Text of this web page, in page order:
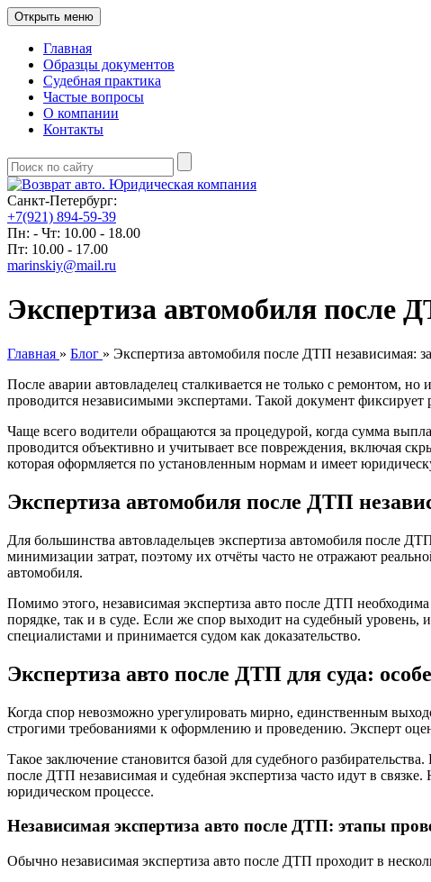
Открыть меню
Главная
Образцы документов
Судебная практика
Частые вопросы
О компании
Контакты
Санкт-Петербург:
+7(921) 894-59-39
Пн: - Чт: 10.00 - 18.00
Пт: 10.00 - 17.00
marinskiy@mail.ru
Экспертиза автомобиля после
Главная » Блог » Экспертиза автомобиля после ДТП независимая:
После аварии автовладелец сталкивается не только с ремонтом,
проводится независимыми экспертами. Такой документ
Чаще всего водители обращаются за процедурой, когда сумма
проводится объективно и учитывает все повреждения, включая
которая оформляется по установленным нормам и имеет
Экспертиза автомобиля после ДТП
Для большинства автовладельцев экспертиза автомобиля после
минимизации затрат, поэтому их отчёты часто не отражают
автомобиля.
Помимо этого, независимая экспертиза авто после ДТП
порядке, так и в суде. Если же спор выходит на судебный
специалистами и принимается судом как доказательство.
Экспертиза авто после ДТП для суда:
Когда спор невозможно урегулировать мирно, единственным
строгими требованиями к оформлению и проведению. Эксперт
Такое заключение становится базой для судебного
после ДТП независимая и судебная экспертиза часто идут в
юридическом процессе.
Независимая экспертиза авто после ДТП: этапы
Обычно независимая экспертиза авто после ДТП проходит в